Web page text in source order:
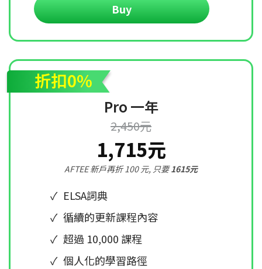
Buy
折扣0%
Pro 一年
2,450元
1,715元
AFTEE 新戶再折 100 元, 只要1615元
ELSA詞典
循續的更新課程內容
超過 10,000 課程
個人化的學習路徑